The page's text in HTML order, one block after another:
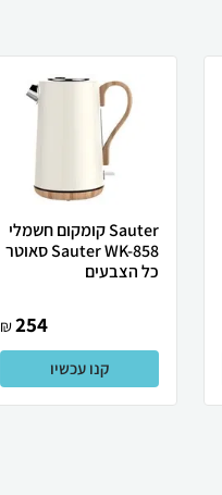
Sauter קומקום חשמלי
Sauter WK-858 סאוטר
כל הצבעים
254
₪
קנו עכשיו